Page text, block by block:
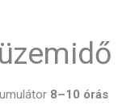
8–10 órás